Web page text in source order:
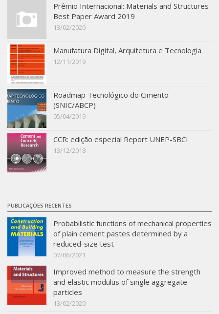
Prêmio Internacional: Materials and Structures
Best Paper Award 2019
13/02/2020
Manufatura Digital, Arquitetura e Tecnologia
12/11/2019
Roadmap Tecnológico do Cimento
(SNIC/ABCP)
05/04/2019
CCR: edição especial Report UNEP-SBCI
13/12/2018
PUBLICAÇÕES RECENTES
Probabilistic functions of mechanical properties
of plain cement pastes determined by a
reduced-size test
07/06/2021
Improved method to measure the strength
and elastic modulus of single aggregate
particles
13/02/2020